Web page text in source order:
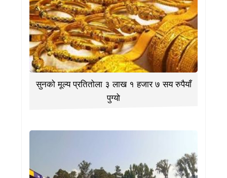
सुनको मूल्य प्रतितोला ३ लाख १ हजार ७ सय रुपैयाँ
पुग्यो